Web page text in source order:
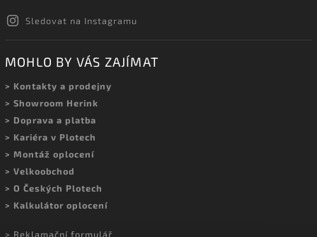
Sledovat na Instagramu
MOHLO BY VÁS ZAJÍMAT
> Kontakty a prodejny
> Showroom Herink
> Doprava a platba
> Kariéra v Plotech
> Montáž oplocení
> Velkoobchod
> O Českých Plotech
> Kalkulátor oplocení
> Reklamační formulář